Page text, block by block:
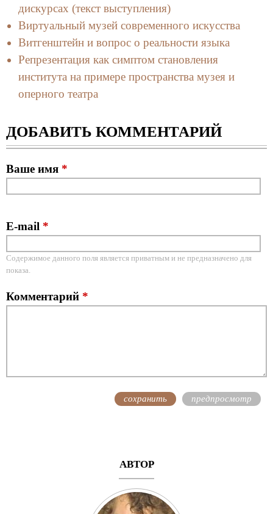
дискурсах (текст выступления)
Виртуальный музей современного искусства
Витгенштейн и вопрос о реальности языка
Репрезентация как симптом становления
института на примере пространства музея и
оперного театра
ДОБАВИТЬ КОММЕНТАРИЙ
Ваше имя *
E-mail *
Содержимое данного поля является приватным и не предназначено для
показа.
Комментарий *
АВТОР